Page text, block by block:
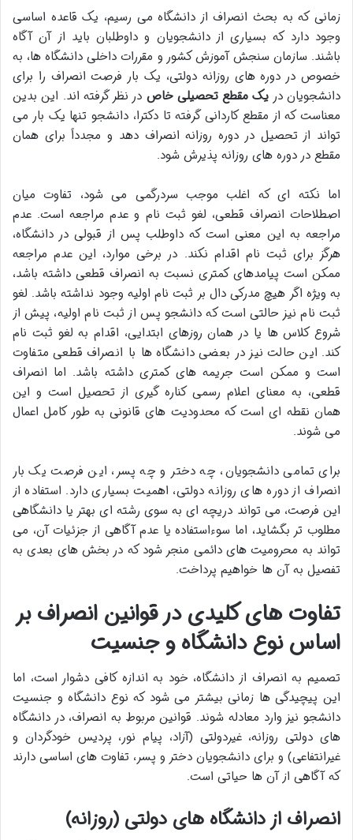
زمانی که به بحث انصراف از دانشگاه می رسیم، یک قاعده اساسی
وجود دارد که بسیاری از دانشجویان و داوطلبان باید از آن آگاه
باشند. سازمان سنجش آموزش کشور و مقررات داخلی دانشگاه ها، به
خصوص در دوره های روزانه دولتی، یک بار فرصت انصراف را برای
دانشجویان در یک مقطع تحصیلی خاص در نظر گرفته اند. این بدین
معناست که از مقطع کاردانی گرفته تا دکترا، دانشجو تنها یک بار می
تواند از تحصیل در دوره روزانه انصراف دهد و مجدداً برای همان
مقطع در دوره های روزانه پذیرش شود.
اما نکته ای که اغلب موجب سردرگمی می شود، تفاوت میان
اصطلاحات انصراف قطعی، لغو ثبت نام و عدم مراجعه است. عدم
مراجعه به این معنی است که داوطلب پس از قبولی در دانشگاه،
هرگز برای ثبت نام اقدام نکند. در برخی موارد، این عدم مراجعه
ممکن است پیامدهای کمتری نسبت به انصراف قطعی داشته باشد،
به ویژه اگر هیچ مدرکی دال بر ثبت نام اولیه وجود نداشته باشد. لغو
ثبت نام نیز حالتی است که دانشجو پس از ثبت نام اولیه، پیش از
شروع کلاس ها یا در همان روزهای ابتدایی، اقدام به لغو ثبت نام
کند. این حالت نیز در بعضی دانشگاه ها با انصراف قطعی متفاوت
است و ممکن است جریمه های کمتری داشته باشد. اما انصراف
قطعی، به معنای اعلام رسمی کناره گیری از تحصیل است و این
همان نقطه ای است که محدودیت های قانونی به طور کامل اعمال
می شوند.
برای تمامی دانشجویان، چه دختر و چه پسر، این فرصت یک بار
انصراف از دوره های روزانه دولتی، اهمیت بسیاری دارد. استفاده از
این فرصت، می تواند دریچه ای به سوی رشته ای بهتر یا دانشگاهی
مطلوب تر بگشاید، اما سوءاستفاده یا عدم آگاهی از جزئیات آن، می
تواند به محرومیت های دائمی منجر شود که در بخش های بعدی به
تفصیل به آن ها خواهیم پرداخت.
تفاوت های کلیدی در قوانین انصراف بر
اساس نوع دانشگاه و جنسیت
تصمیم به انصراف از دانشگاه، خود به اندازه کافی دشوار است، اما
این پیچیدگی ها زمانی بیشتر می شود که نوع دانشگاه و جنسیت
دانشجو نیز وارد معادله شوند. قوانین مربوط به انصراف، در دانشگاه
های دولتی روزانه، غیردولتی (آزاد، پیام نور، پردیس خودگردان و
غیرانتفاعی) و برای دانشجویان دختر و پسر، تفاوت های اساسی دارند
که آگاهی از آن ها حیاتی است.
انصراف از دانشگاه های دولتی (روزانه)